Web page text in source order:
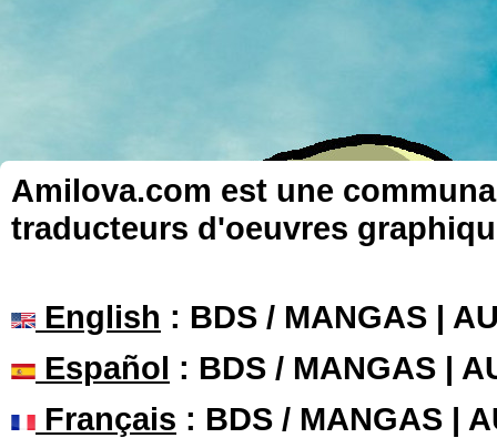
Amilova.com est une
traducteurs d'oeuvres
English : BDS / MANGAS |
Español : BDS / MANGAS |
Français : BDS / MANGAS |